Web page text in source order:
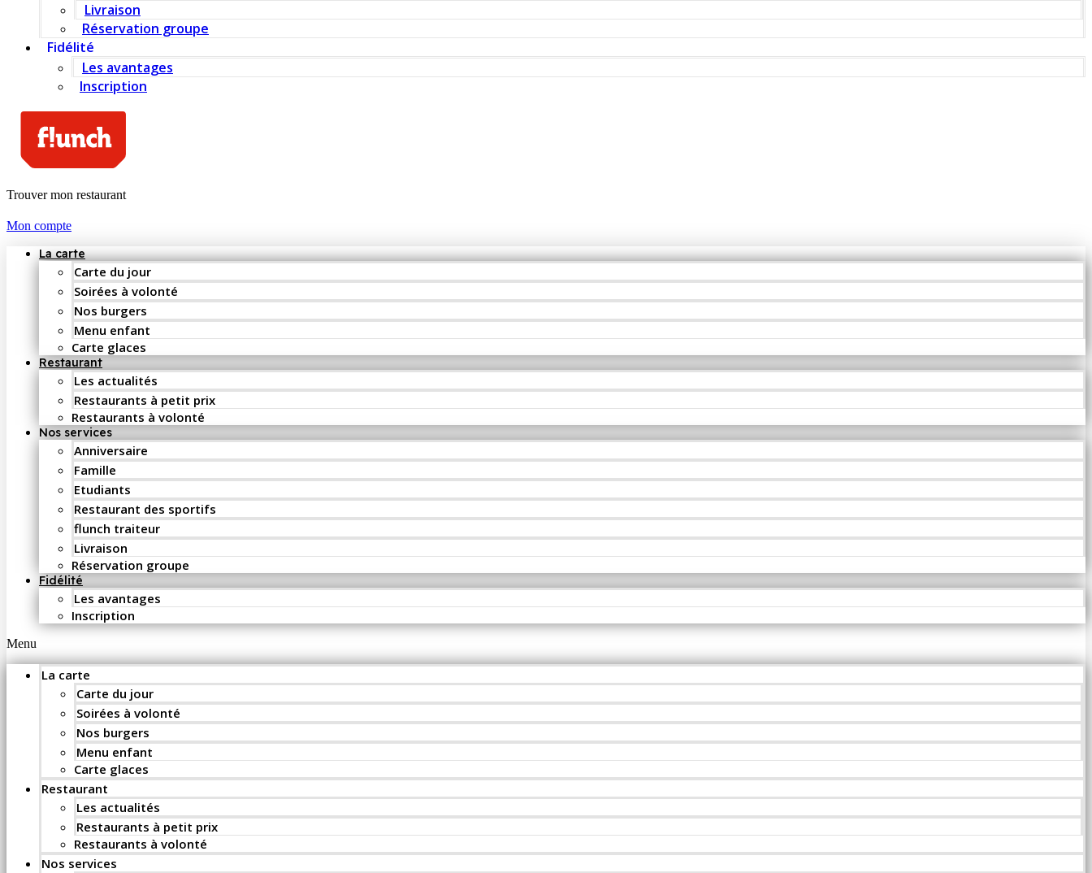
Livraison
Réservation groupe
Fidélité
Les avantages
Inscription
Trouver mon restaurant
Mon compte
La carte
Carte du jour
Soirées à volonté
Nos burgers
Menu enfant
Carte glaces
Restaurant
Les actualités
Restaurants à petit prix
Restaurants à volonté
Nos services
Anniversaire
Famille
Etudiants
Restaurant des sportifs
flunch traiteur
Livraison
Réservation groupe
Fidélité
Les avantages
Inscription
Menu
La carte
Carte du jour
Soirées à volonté
Nos burgers
Menu enfant
Carte glaces
Restaurant
Les actualités
Restaurants à petit prix
Restaurants à volonté
Nos services